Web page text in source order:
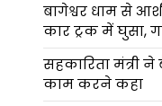
बागेश्वर धाम से
कार ट्रक में घुसा,
सहकारिता मंत्री
काम करने कहा